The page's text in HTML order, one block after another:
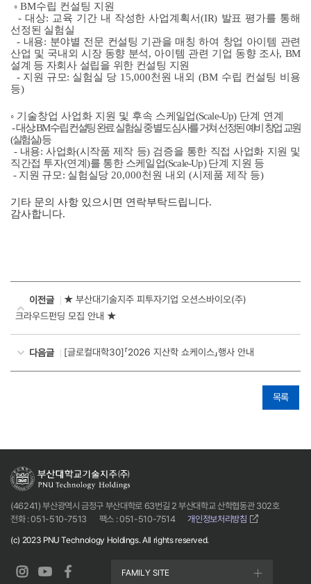
◦ BM수립 컨설팅 지원
- 대상: 교육 기간 내 작성한 사업계획서(IR) 발표 평가를 통해
선정된 실험실
- 내용: 분야별 전문 컨설팅 기관을 매칭 하여 창업 아이템 관련
산업 및 국내외 시장 동향 분석, 아이템 관련 기업 동향 조사, BM
설계 등 자회사 설립을 위한 컨설팅 지원
- 지원 규모: 실험실 당 15,000천원 내외(BM 수립 컨설팅 비용
등)
◦ 기술창업 사업화 지원 및 후속 스케일업(Scale-Up) 단계 연계
-대상: BM수립 컨설팅 완료 실험실 중 별도 심사를 거쳐 선정된 예비 창업 교원
(실험실)등
- 내용:사업화(시작품 제작 등) 검증을 통한 직접 사업화 지원 및
직간접 투자(연계)를 통한 스케일업(Scale-Up) 단계 지원 등
- 지원 규모: 실험실당 20,000천원 내외(시제품 제작 등)
기타 문의 사항 있으시면 연락부탁드립니다.
감사합니다.
이전글
★ 부산대기술지주 피투자기업 오션스바이오(주)
크라우드펀딩 모집 안내 ★
다음글 [글로컬대학30]「2026 지산학 쇼케이스」행사 안내
목록
(46241) 부산광역시 금정구 부산대학로 63번길 2 부산대학교 산학협동관 302호
전화 : 051-510-7513
팩스 : 051-510-7514
개인정보처리방침
(c) 2023 PNU Technology Holdings. All rights reserved.
FAMILY SITE